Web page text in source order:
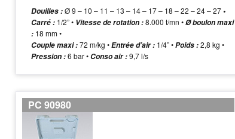
Douilles :Ø 9 – 10 – 11 – 13 – 14 – 17 – 18 – 22 – 24 – 27 •
Carré : 1/2” • Vitesse de rotation :8.000 t/mn •Ø boulon maxi
: 18 mm •
Couple maxi :72 m/kg •Entrée d’air : 1/4” •Poids :2,8 kg •
Pression :6 bar •Conso air :9,7 l/s
PC 90980